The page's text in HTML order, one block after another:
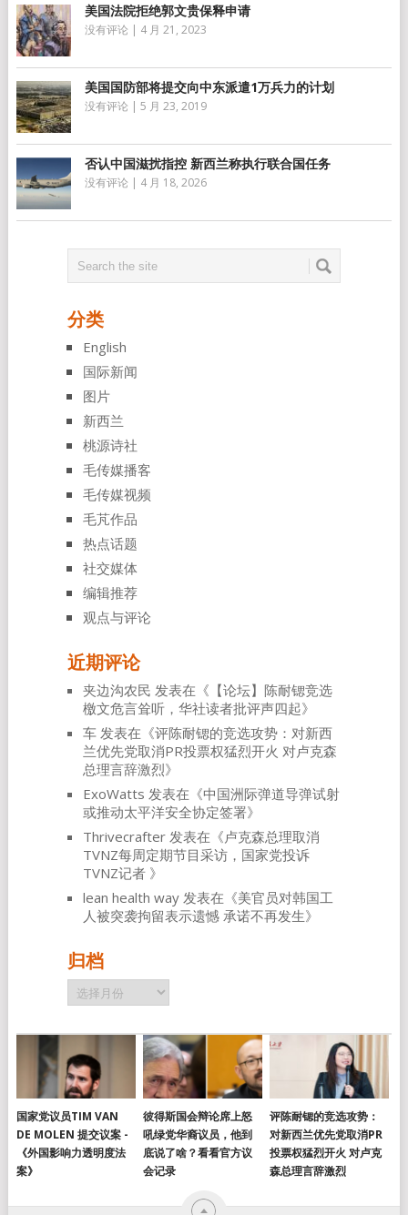
美国法院拒绝郭文贵保释申请
没有评论 | 4 月 21, 2023
美国国防部将提交向中东派遣1万兵力的计划
没有评论 | 5 月 23, 2019
否认中国滋扰指控 新西兰称执行联合国任务
没有评论 | 4 月 18, 2026
分类
English
国际新闻
图片
新西兰
桃源诗社
毛传媒播客
毛传媒视频
毛芃作品
热点话题
社交媒体
编辑推荐
观点与评论
近期评论
夹边沟农民 发表在《 【论坛】陈耐锶竞选
檄文危言耸听，华社读者批评声四起》
车发表在《评陈耐锶的竞选攻势：对新西
兰优先党取消PR投票权猛烈开火 对卢克森
总理言辞激烈》
ExoWatts 发表在《中国洲际弹道导弹试射
或推动太平洋安全协定签署》
Thrivecrafter发表在《卢克森总理取消
TVNZ每周定期节目采访，国家党投诉
TVNZ记者 》
lean health way发表在《美官员对韩国工
人被突袭拘留表示遗憾 承诺不再发生》
归档
归
档
国家党议员TIM VAN
DE MOLEN 提交议案 -
《外国影响力透明度法
案》
彼得斯国会辩论席上怒
吼绿党华裔议员，他到
底说了啥？看看官方议
会记录
评陈耐锶的竞选攻势：
对新西兰优先党取消PR
投票权猛烈开火 对卢克
森总理言辞激烈